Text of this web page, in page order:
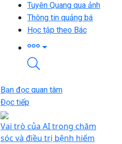
Tuyên Quang qua ảnh
Thông tin quảng bá
Học tập theo Bác
Bạn đọc quan tâm
Đọc tiếp
Vai trò của AI trong chăm
sóc và điều trị bệnh hiếm